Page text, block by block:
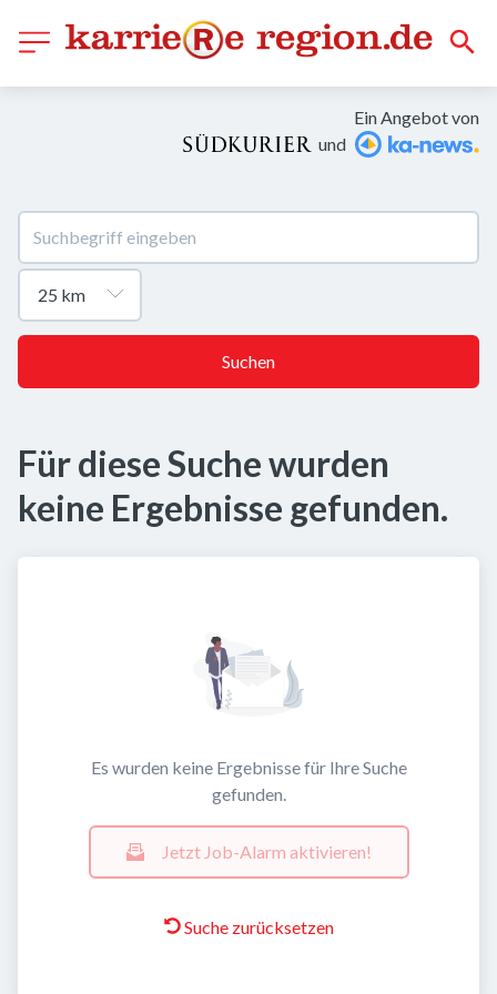
Ein Angebot von
und
Suchen
Für diese Suche wurden
keine Ergebnisse gefunden.
Es wurden keine Ergebnisse für Ihre Suche
gefunden.
Jetzt Job-Alarm aktivieren!
Suche zurücksetzen